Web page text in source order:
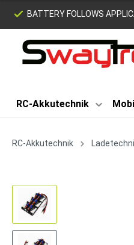
BATTERY FOLLOWS
RC-Akkutechnik
RC-Akkutechnik